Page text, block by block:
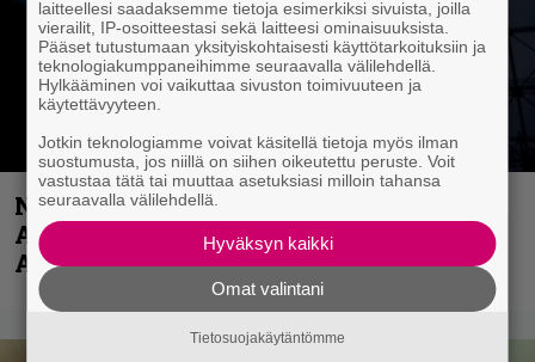
Näin lähtee Ghostin Tobias Forgelta
Accept – menossa mukana myös
Anthrax- ja Korn-miehistöä
laitteellesi saadaksemme tietoja esimerkiksi sivuista, joilla
vierailit, IP-osoitteestasi sekä laitteesi ominaisuuksista.
Pääset tutustumaan yksityiskohtaisesti käyttötarkoituksiin ja
teknologiakumppaneihimme seuraavalla välilehdellä.
Hylkääminen voi vaikuttaa sivuston toimivuuteen ja
käytettävyyteen.
Jotkin teknologiamme voivat käsitellä tietoja myös ilman
suostumusta, jos niillä on siihen oikeutettu peruste. Voit
vastustaa tätä tai muuttaa asetuksiasi milloin tahansa
seuraavalla välilehdellä.
Hyväksyn kaikki
Omat valintani
Tietosuojakäytäntömme